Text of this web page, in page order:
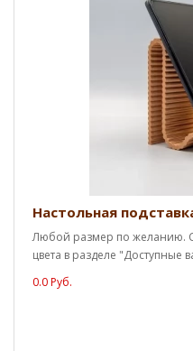
Настольная
Любой размер по желанию.
цвета в разделе "Доступные
0.0 Руб.